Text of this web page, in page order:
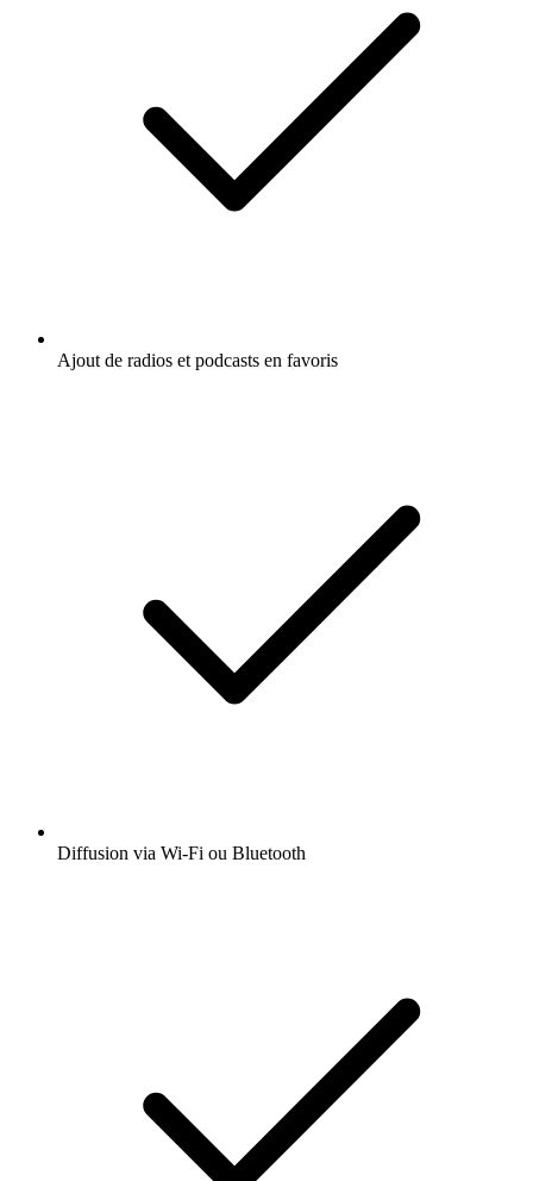
Ajout de radios et podcasts en favoris
Diffusion via Wi-Fi ou Bluetooth